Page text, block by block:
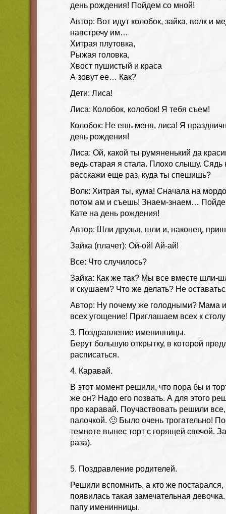
день рождения! Пойдем со мной!
Автор: Вот идут колобок, зайка, волк и
навстречу им…
Хитрая плутовка,
Рыжая головка,
Хвост пушистый и краса
А зовут ее… Как?
Дети: Лиса!
Лиса: Колобок, колобок! Я тебя съем!
Колобок: Не ешь меня, лиса! Я
день рождения!
Лиса: Ой, какой ты румяненький да
ведь старая я стала. Плохо слышу. Сядь
расскажи еще раз, куда ты спешишь?
Волк: Хитрая ты, кума! Сначала на
потом ам и съешь! Знаем-знаем…
Кате на день рождения!
Автор: Шли друзья, шли и, наконец,
Зайка (плачет): Ой-ой! Ай-ай!
Все: Что случилось?
Зайка: Как же так? Мы все вместе шли-
и скушаем? Что же делать? Не
Автор: Ну почему же голодными? Мама
всех угощение! Приглашаем всех к
3. Поздравление именинницы.
Берут большую открытку, в которой
расписаться.
4. Каравай.
В этот момент решили, что пора бы и
же он? Надо его позвать. А для этого
про каравай. Поучаствовать решили
палочкой. 🙂 Было очень трогательно!
темноте вынес торт с горящей свечой.
раза).
5. Поздравление родителей.
Решили вспомнить, а кто же постарался,
появилась такая замечательная
папу именинницы.